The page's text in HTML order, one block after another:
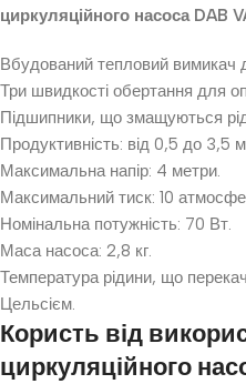
циркуляційного насоса DAB
Вбудований тепловий вимикач
Три швидкості обертання для
Підшипники, що змащуються
Продуктивність: від 0,5 до 3,5 м
Максимальна напір: 4 метри.
Максимальний тиск: 10
Номінальна потужність: 70 Вт.
Маса насоса: 2,8 кг.
Температура рідини, що
Цельсієм.
Користь від
циркуляційного